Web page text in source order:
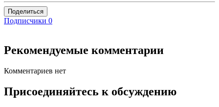
Поделиться
Подписчики 0
Рекомендуемые комментарии
Комментариев нет
Присоединяйтесь к обсуждению